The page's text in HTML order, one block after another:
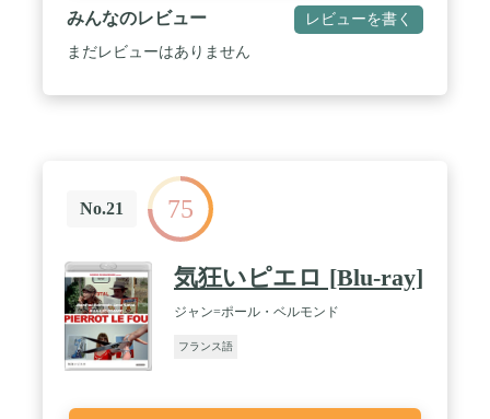
みんなのレビュー レビューを書く
まだレビューはありません
No.21 75
気狂いピエロ [Blu-ray]
ジャン=ポール・ベルモンド
フランス語